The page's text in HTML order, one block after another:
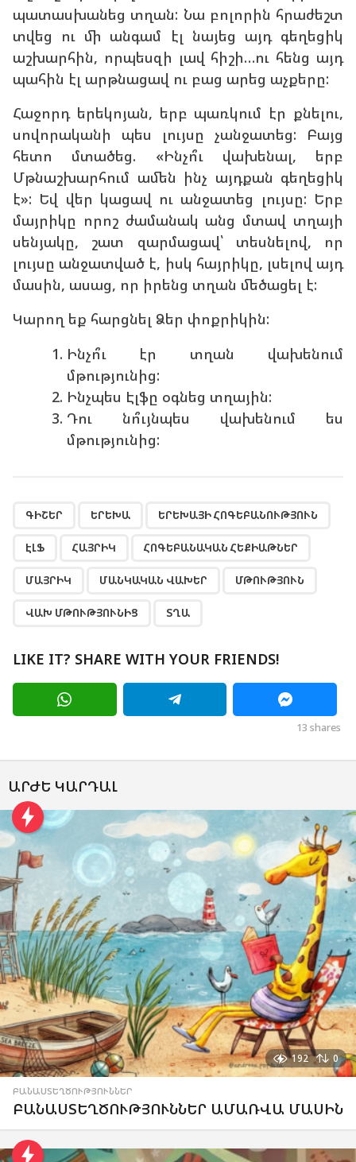
պատասխանեց տղան: Նա բոլորին հրաժեշտ
տվեց ու մի անգամ էլ նայեց այդ գեղեցիկ
աշխարհին, որպեսզի լավ հիշի…ու հենց այդ
պահին էլ արթնացավ ու բաց արեց աչքերը:
Հաջորդ երեկոյան, երբ պառկում էր քնելու,
սովորականի պես լույսը չանջատեց: Բայց
հետո մտածեց. «Ինչո՞ւ վախենալ, երբ
Մթնաշխարհում ամեն ինչ այդքան գեղեցիկ
է»: Եվ վեր կացավ ու անջատեց լույսը: Երբ
մայրիկը որոշ ժամանակ անց մտավ տղայի
սենյակը, շատ զարմացավ՝ տեսնելով, որ
լույսը անջատված է, իսկ հայրիկը, լսելով այդ
մասին, ասաց, որ իրենց տղան մեծացել է:
Կարող եք հարցնել Ձեր փոքրիկին:
Ինչո՞ւ էր տղան վախենում
մթությունից:
Ինչպես Էլֆը օգնեց տղային:
Դու նո՞ւյնպես վախենում ես
մթությունից:
ԳԻՇԵՐ ԵՐԵԽԱ ԵՐԵԽԱՅԻ ՀՈԳԵԲԱՆՈՒԹՅՈՒՆ
ԷԼՖ ՀԱՅՐԻԿ ՀՈԳԵԲԱՆԱԿԱՆ ՀԵՔԻԱԹՆԵՐ
ՄԱՅՐԻԿ ՄԱՆԿԱԿԱՆ ՎԱԽԵՐ ՄԹՈՒԹՅՈՒՆ
ՎԱԽ ՄԹՈՒԹՅՈՒՆԻՑ ՏՂԱ
LIKE IT? SHARE WITH YOUR FRIENDS!
13 shares
ԱՐԺԵ ԿԱՐԴԱԼ
192 0
ԲԱՆԱՍՏԵՂԾՈՒԹՅՈՒՆՆԵՐ
ԲԱՆԱՍՏԵՂԾՈՒԹՅՈՒՆՆԵՐ ԱՄԱՌՎԱ ՄԱՍԻՆ